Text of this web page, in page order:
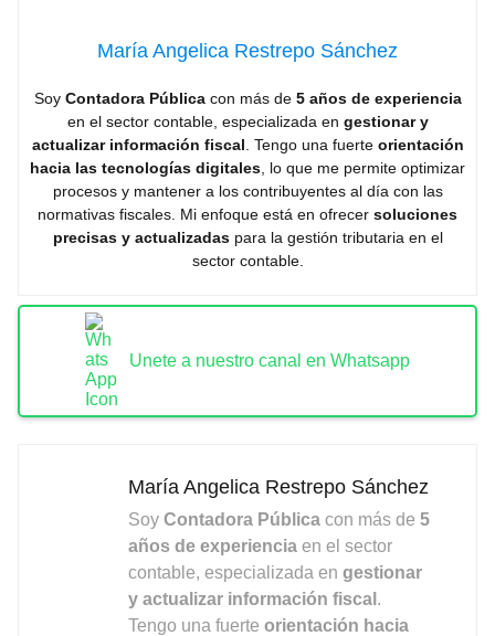
María Angelica Restrepo Sánchez
Soy Contadora Públicacon más de 5 años de experiencia
en el sector contable, especializada en gestionar y
actualizar información fiscal . Tengo una fuerte orientación
hacia las tecnologías digitales , lo que me permite optimizar
procesos y mantener a los contribuyentes al día con las
normativas fiscales. Mi enfoque está en ofrecer soluciones
precisas y actualizadaspara la gestión tributaria en el
sector contable.
Unete a nuestro canal en Whatsapp
María Angelica Restrepo Sánchez
Soy Contadora Pública con más de 5
años de experiencia en el sector
contable, especializada en gestionar
y actualizar información fiscal .
Tengo una fuerte orientación hacia